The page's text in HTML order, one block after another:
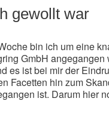
gewollt war
bin ich um eine
GmbH
es ist bei mir der
Facetten hin zum
ist. Darum hier